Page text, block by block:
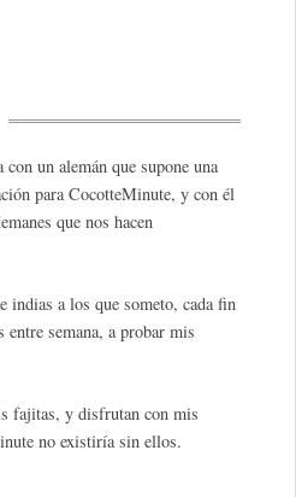
un alemán que supone una
para CocotteMinute, y con él
que nos hacen
a los que someto, cada fin
entre semana, a probar mis
fajitas, y disfrutan con mis
no existiría sin ellos.